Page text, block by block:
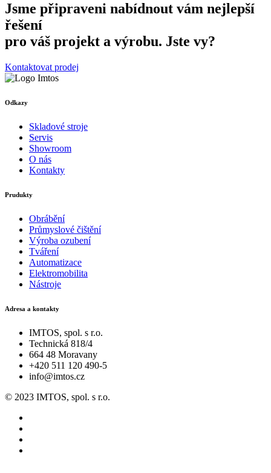
Jsme připraveni nabídnout vám nejlepší
řešení
pro váš projekt a výrobu. Jste vy?
Kontaktovat prodej
Odkazy
Skladové stroje
Servis
Showroom
O nás
Kontakty
Prudukty
Obrábění
Průmyslové čištění
Výroba ozubení
Tváření
Automatizace
Elektromobilita
Nástroje
Adresa a kontakty
IMTOS, spol. s r.o.
Technická 818/4
664 48 Moravany
+420 511 120 490-5
info@imtos.cz
© 2023 IMTOS, spol. s r.o.